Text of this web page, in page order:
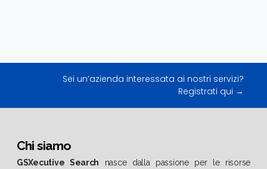
Sei un’azienda interessata ai nostri servizi?
Registrati qui →
Chi siamo
GSXecutive Search nasce dalla passione per le risorse